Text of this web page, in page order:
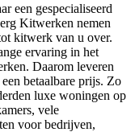
een gespecialiseerd
Kitwerken nemen
kitwerk van u over.
ervaring in het
Daarom leveren
betaalbare prijs. Zo
luxe woningen op
vele
voor bedrijven,